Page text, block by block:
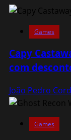
Games
Capy
com
João Pedro
Games